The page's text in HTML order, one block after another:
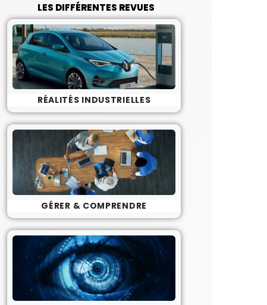
LES DIFFÉRENTES REVUES
RÉALITÉS INDUSTRIELLES
GÉRER & COMPRENDRE